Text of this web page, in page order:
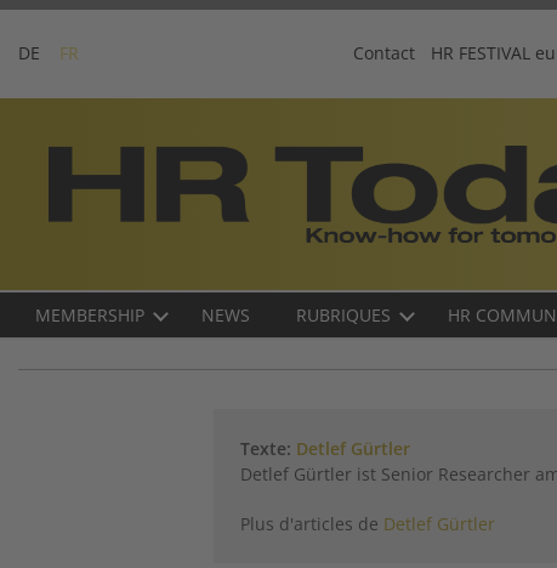
Skip
content
DE FR Contact HR FESTIVAL
Main
MEMBERSHIP NEWS RUBRIQUES HR
Texte: Detlef Gürtler
Detlef Gürtler ist Senior Researcher
Plus d'articles de Detlef Gürtler